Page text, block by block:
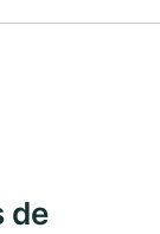
de